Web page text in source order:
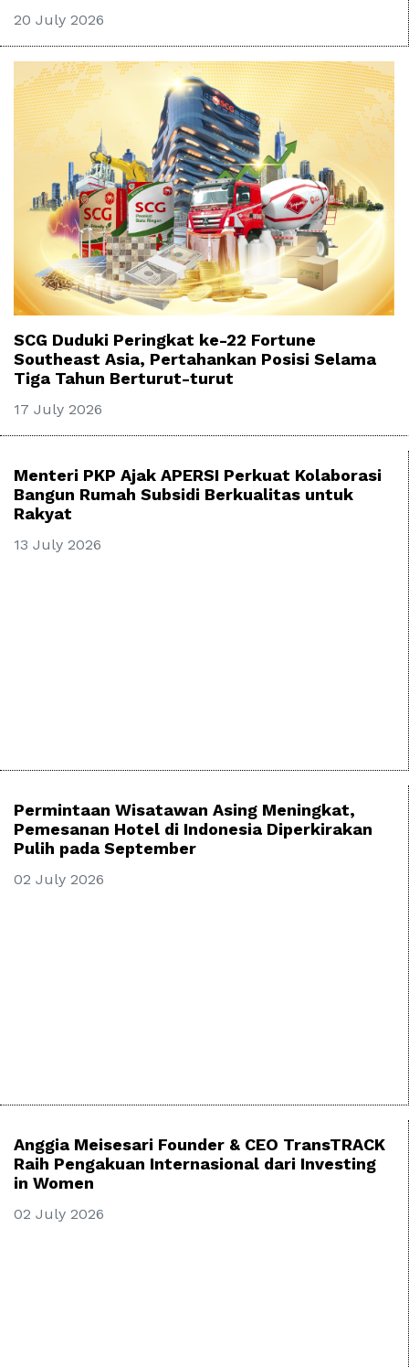
20 July 2026
SCG Duduki Peringkat ke-22 Fortune
Southeast Asia, Pertahankan Posisi Selama
Tiga Tahun Berturut-turut
17 July 2026
Menteri PKP Ajak APERSI Perkuat Kolaborasi
Bangun Rumah Subsidi Berkualitas untuk
Rakyat
13 July 2026
Permintaan Wisatawan Asing Meningkat,
Pemesanan Hotel di Indonesia Diperkirakan
Pulih pada September
02 July 2026
Anggia Meisesari Founder & CEO TransTRACK
Raih Pengakuan Internasional dari Investing
in Women
02 July 2026